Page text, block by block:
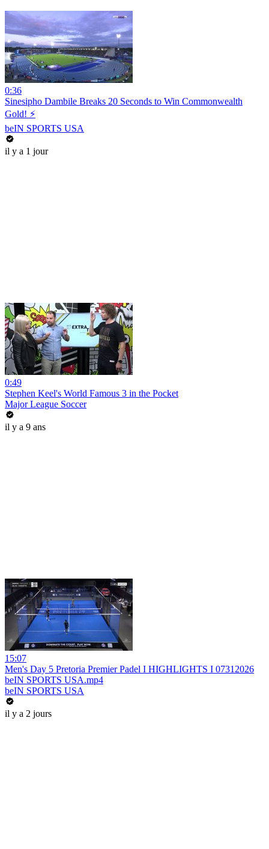
0:36
Sinesipho Dambile Breaks 20 Seconds to Win Commonwealth
Gold! ⚡
beIN SPORTS USA
il y a 1 jour
0:49
Stephen Keel's World Famous 3 in the Pocket
Major League Soccer
il y a 9 ans
15:07
Men's Day 5 Pretoria Premier Padel I HIGHLIGHTS I 07312026
beIN SPORTS USA.mp4
beIN SPORTS USA
il y a 2 jours